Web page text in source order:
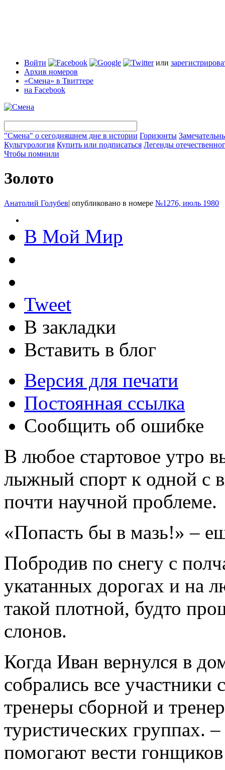
Войти или
Архив номеров
«Смена» в Твиттере
на Facebook
"Смена" о сегодняшнем дне в истории Горизонты
Культурология Купить или подписаться Легенды
Чтобы помнили
Золото
Анатолий Голубев| опубликовано в номере №1276, июль 1980
В Мой Мир
Tweet
В закладки
Вставить в блог
Версия для печати
Постоянная ссылка
Сообщить об ошибке
В любое стартовое утро
лыжный спорт к одной с
почти научной проблеме.
«Попасть бы в мазь!» –
Побродив по снегу с
укатанных дорогах и на
такой плотной, будто
слонов.
Когда Иван вернулся в
собрались все
тренеры сборной и
туристических группах.
помогают вести гонщиков